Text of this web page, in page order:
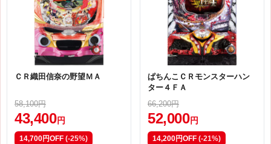
ＣＲ織田信奈の野望ＭＡ
58,100円
43,400 円
14,700円OFF (-25%)
ぱちんこＣＲモンスターハン
ター４ＦＡ
66,200円
52,000 円
14,200円OFF (-21%)